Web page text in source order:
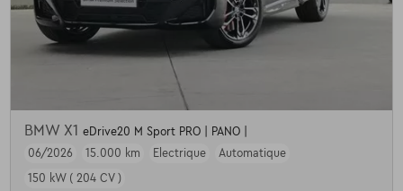
BMW X1 eDrive20 M Sport PRO | PANO |
06/2026
15.000 km Electrique
Automatique
150 kW ( 204 CV )